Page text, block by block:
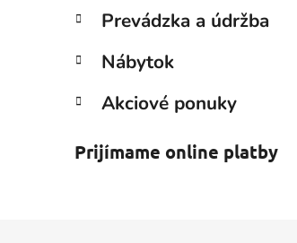
Prevádzka a údržba
Nábytok
Akciové ponuky
Prijímame online platby